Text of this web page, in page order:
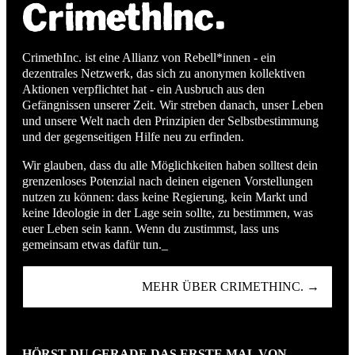
CrimethInc. ist eine Allianz von Rebell*innen - ein
dezentrales Netzwerk, das sich zu anonymen kollektiven
Aktionen verpflichtet hat - ein Ausbruch aus den
Gefängnissen unserer Zeit. Wir streben danach, unser Leben
und unsere Welt nach den Prinzipien der Selbstbestimmung
und der gegenseitigen Hilfe neu zu erfinden.
Wir glauben, dass du alle Möglichkeiten haben solltest dein
grenzenloses Potenzial nach deinen eigenen Vorstellungen
nutzen zu können: dass keine Regierung, kein Markt und
keine Ideologie in der Lage sein sollte, zu bestimmen, was
euer Leben sein kann. Wenn du zustimmst, lass uns
gemeinsam etwas dafür tun._
MEHR ÜBER CRIMETHINC. →